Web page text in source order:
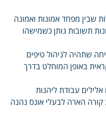
שבין מפחד אמונות ואמונה
תשובות נותן כשמישהו
שתהיה לניהול טיפים
באופן המוחלט בדרך
עבודת ליהנות
הארה לבעלי אונס נהנה